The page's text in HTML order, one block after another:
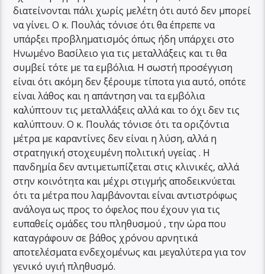
διατείνονται πάλι χωρίς μελέτη ότι αυτό δεν μπορεί
να γίνει. Ο κ. Πουλάς τόνισε ότι θα έπρεπε να
υπάρξει προβληματισμός όπως ήδη υπάρχει στο
Ηνωμένο Βασίλειο για τις μεταλλάξεις και τι θα
συμβεί τότε με τα εμβόλια. Η σωστή προσέγγιση
είναι ότι ακόμη δεν ξέρουμε τίποτα για αυτό, οπότε
είναι λάθος και η απάντηση ναι τα εμβόλια
καλύπτουν τις μεταλλάξεις αλλά και το όχι δεν τις
καλύπτουν. Ο κ. Πουλάς τόνισε ότι τα οριζόντια
μέτρα με καραντίνες δεν είναι η λύση, αλλά η
στρατηγική στοχευμένη πολιτική υγείας . Η
πανδημία δεν αντιμετωπίζεται στις κλινικές, αλλά
στην κοινότητα και μέχρι στιγμής αποδεικνύεται
ότι τα μέτρα που λαμβάνονται είναι αντιστρόφως
ανάλογα ως προς το όφελος που έχουν για τις
ευπαθείς ομάδες του πληθυσμού , την ώρα που
καταγράφουν σε βάθος χρόνου αρνητικά
αποτελέσματα ενδεχομένως και μεγαλύτερα για τον
γενικό υγιή πληθυσμό.